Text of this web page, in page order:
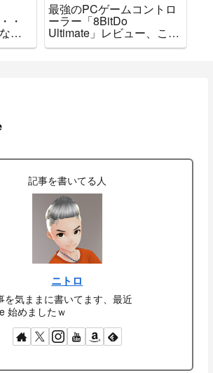
・
ど
最強のPCゲームコントロ
ーラー「8BitDo
Ultimate」レビュー、これ
で間違いなし
記事を書いてる人
ニトロ
を気ままに書いてます、最近
始めましたｗ